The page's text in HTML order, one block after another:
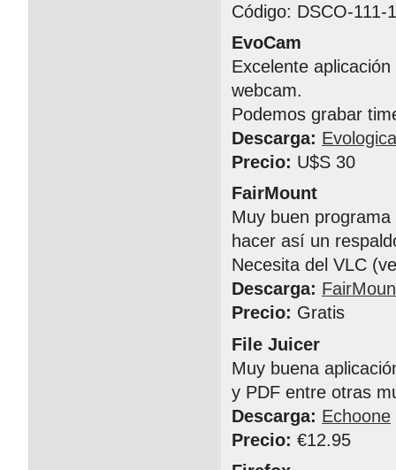
Código: DSCO-111-
EvoCam
Excelente
webcam.
Podemos grabar
Descarga:
Precio: U$S 30
FairMount
Muy buen
hacer así un
Necesita del VLC
Descarga:
Precio: Gratis
File Juicer
Muy buena
y PDF entre otras
Descarga: Echoone
Precio: €12.95